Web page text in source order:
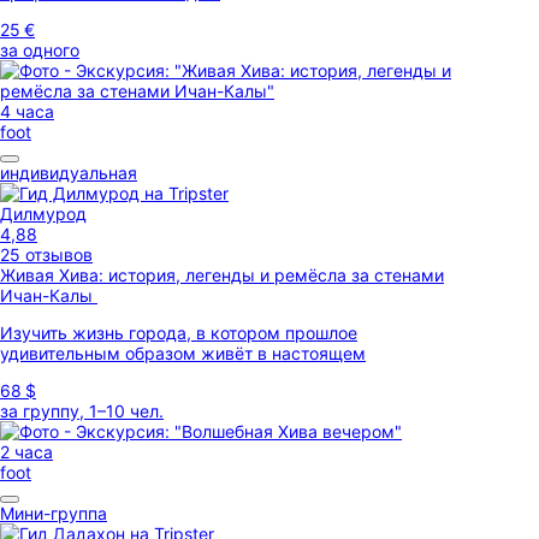
25 €
за одного
4 часа
foot
индивидуальная
Дилмурод
4,88
25 отзывов
Живая Хива: история, легенды и ремёсла за стенами
Ичан-Калы
Изучить жизнь города, в котором прошлое
удивительным образом живёт в настоящем
68 $
за группу, 1–10 чел.
2 часа
foot
Мини-группа